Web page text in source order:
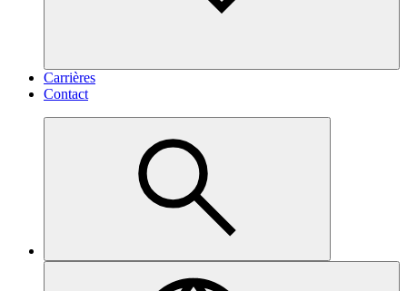
Carrières
Contact